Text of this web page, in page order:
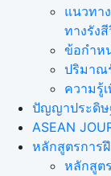
แนวทา
ทางรัง
ข้อกำห
ปริมาณ
ความรู้
ปัญญาประดิษ
ASEAN
หลักสูตรการ
หลักสูต